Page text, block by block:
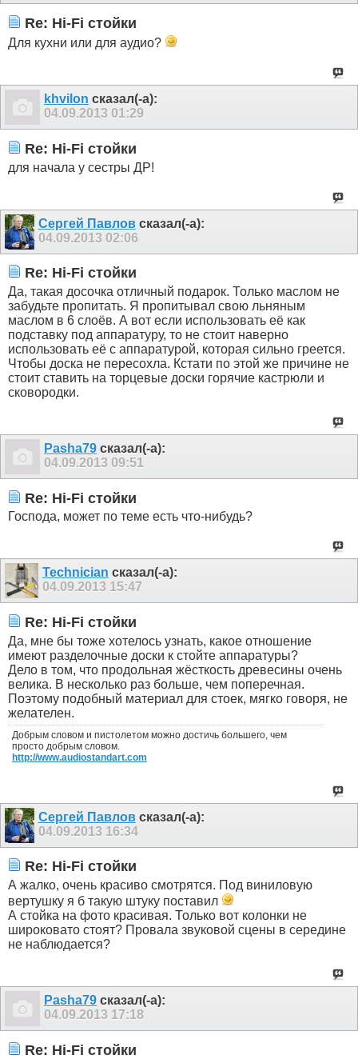
Re: Hi-Fi стойки
Для кухни или для аудио?
khvilon сказал(-а):
04.09.2013 01:29
Re: Hi-Fi стойки
для начала у сестры ДР!
Сергей Павловсказал(-а):
04.09.2013 02:06
Re: Hi-Fi стойки
Да, такая досочка отличный подарок. Только маслом не
забудьте пропитать. Я пропитывал свою льняным
маслом в 6 слоёв. А вот если использовать её как
подставку под аппаратуру, то не стоит наверно
использовать её с аппаратурой, которая сильно греется.
Чтобы доска не пересохла. Кстати по этой же причине не
стоит ставить на торцевые доски горячие кастрюли и
сковородки.
Pasha79 сказал(-а):
04.09.2013 09:51
Re: Hi-Fi стойки
Господа, может по теме есть что-нибудь?
Technician сказал(-а):
04.09.2013 15:47
Re: Hi-Fi стойки
Да, мне бы тоже хотелось узнать, какое отношение
имеют разделочные доски к стойте аппаратуры?
Дело в том, что продольная жёсткость древесины очень
велика. В несколько раз больше, чем поперечная.
Поэтому подобный материал для стоек, мягко говоря, не
желателен.
Добрым словом и пистолетом можно достичь большего, чем
просто добрым словом.
http://www.audiostandart.com
Сергей Павловсказал(-а):
04.09.2013 16:34
Re: Hi-Fi стойки
А жалко, очень красиво смотрятся. Под виниловую
вертушку я б такую штуку поставил
А стойка на фото красивая. Только вот колонки не
широковато стоят? Провала звуковой сцены в середине
не наблюдается?
Pasha79 сказал(-а):
04.09.2013 17:18
Re: Hi-Fi стойки